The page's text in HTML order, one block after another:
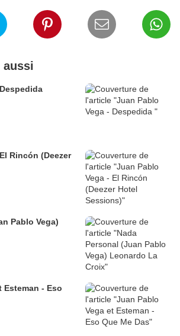
aussi
Rincón (Deezer
Pablo Vega)
Esteman - Eso